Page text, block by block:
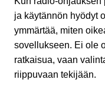
ja käytännön hyödyt
ymmärtää, miten
sovellukseen. Ei ole
ratkaisua, vaan
riippuvaan tekijään.